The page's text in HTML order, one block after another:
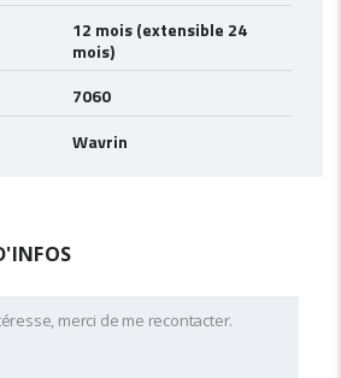
12 mois (extensible 24
mois)
7060
Wavrin